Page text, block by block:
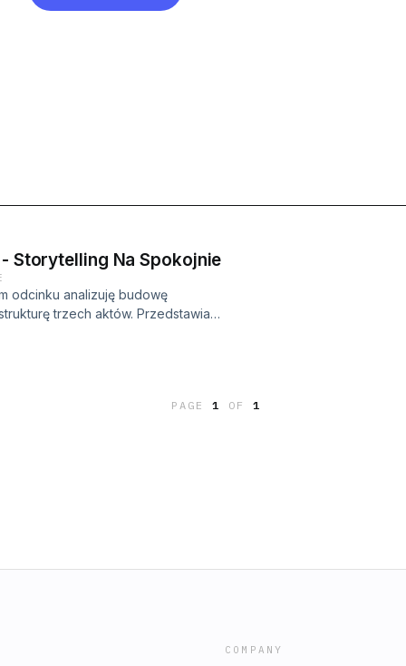
Storytelling Na Spokojnie
odcinku analizuję budowę
trzech aktów. Przedstawiam
PAGE1 OF 1
COMPANY